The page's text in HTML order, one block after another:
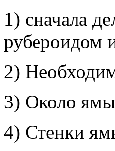
1) сначала
рубероидом
2)
3) Около
4) Стенки